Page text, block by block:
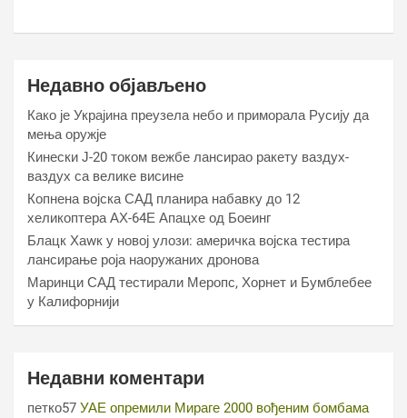
Недавно објављено
Како је Украјина преузела небо и приморала Русију да
мења оружје
Кинески Ј-20 током вежбе лансирао ракету ваздух-
ваздух са велике висине
Копнена војска САД планира набавку до 12
хеликоптера АХ-64Е Апацхе од Боеинг
Блацк Хаwк у новој улози: америчка војска тестира
лансирање роја наоружаних дронова
Маринци САД тестирали Меропс, Хорнет и Бумблебее
у Калифорнији
Недавни коментари
петко57 УАЕ опремили Мираге 2000 вођеним бомбама